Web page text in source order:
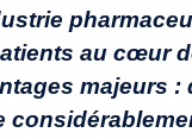
au cœur
majeurs :